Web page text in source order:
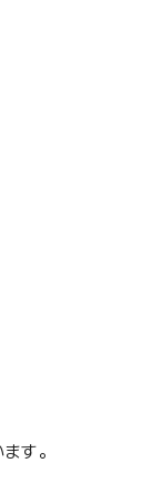
す。